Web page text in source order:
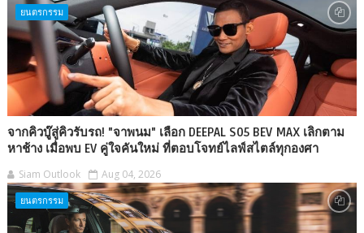
ยนตรกรรม
จากคิวบู๊สู่คิวรับรถ! "จาพนม" เลือก DEEPAL S05 BEV MAX เลิกตาม
หาช้าง เมื่อพบ EV คู่ใจคันใหม่ ที่ตอบโจทย์ไลฟ์สไตล์ทุกองศา
Siam Outlook Aug 04, 2026
ยนตรกรรม